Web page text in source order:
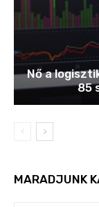
Nő a
85
MARADJUNK